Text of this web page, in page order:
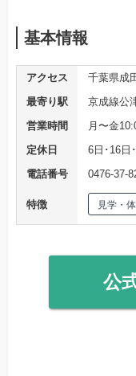
基本情報
アクセス
千葉県成
最寄り駅
京成線公
営業時間
月〜金
定休日
6日･16日
電話番号
0476-37-
特徴 見学・
公